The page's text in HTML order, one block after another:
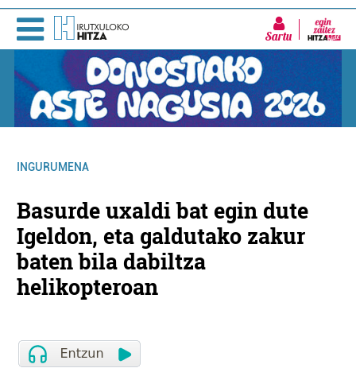
Sartu
INGURUMENA
Basurde uxaldi bat egin dute
Igeldon, eta galdutako zakur
baten bila dabiltza
helikopteroan